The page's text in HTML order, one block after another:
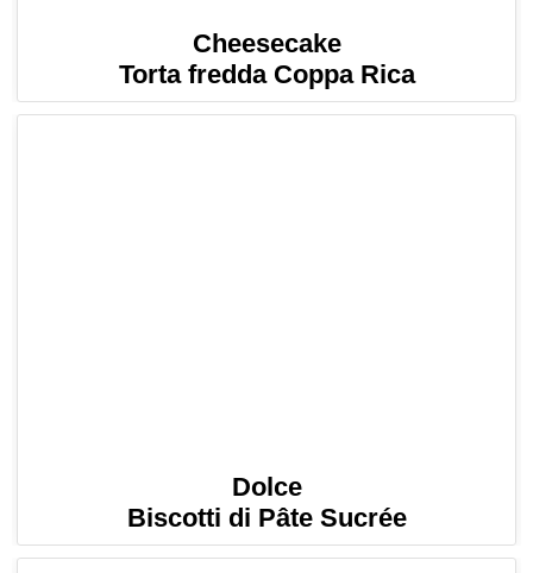
Cheesecake
Torta fredda Coppa Rica
Dolce
Biscotti di Pâte Sucrée